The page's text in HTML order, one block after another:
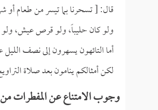
قال: [ تسحرنا بما تيسر من طعام أو
ولو كان حليباً، ولو قرص عيش، ولو
أما التائهون يسهرون إلى نصف
لكن أمثالكم ينامون بعد صلاة
وجوب الامتناع عن المفطرات